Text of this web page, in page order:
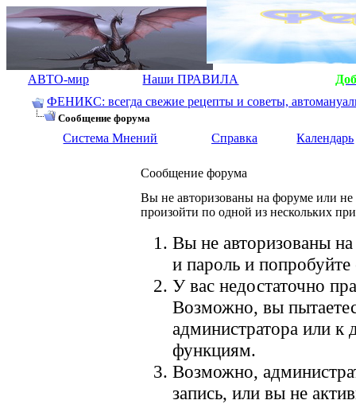
АВТО-мир Наши ПРАВИЛА
ФЕНИКС: всегда свежие рецепты и советы,
Сообщение форума
Система Мнений Справка Календарь
Сообщение форума
Вы не авторизованы на форуме или не
произойти по одной из нескольких
Вы не авторизованы
и пароль и
У вас недостаточно
Возможно, вы
администратора или
функциям.
Возможно,
запись, или вы не